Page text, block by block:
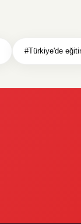
#Türkiye'de